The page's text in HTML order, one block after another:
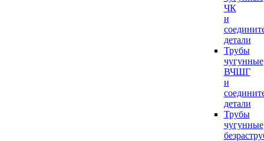
ЧК
и
детали
Трубы
чугунные
ВЧШГ
и
детали
Трубы
чугунные